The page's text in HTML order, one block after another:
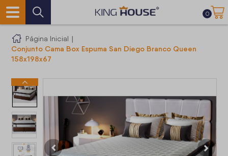
0
Página Inicial |
Conjunto Cama Box Espuma San Diego Branco Queen
158x198x67